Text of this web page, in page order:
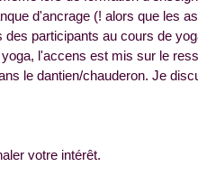
d'ancrage (! alors que les
participants au cours de
l'accens est mis sur le
le dantien/chauderon. Je
votre intérêt.